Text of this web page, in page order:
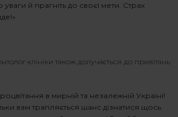
й прагніть до своєї мети. Страх
клініки також долучається до привітань
в мирній та незалежній Україні!
вам трапляється шанс дізнатися щось